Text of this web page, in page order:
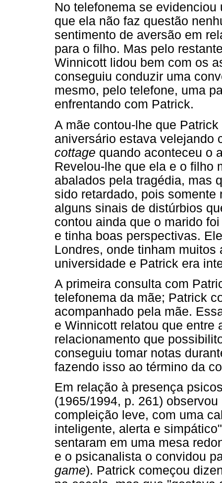
No telefonema se
que ela não faz questão
sentimento de aversão em
para o filho. Mas pelo
Winnicott lidou bem com os
conseguiu conduzir uma
mesmo, pelo telefone, uma
enfrentando com Patrick.
A mãe contou-lhe que
aniversário estava velejando
cottage quando aconteceu o
Revelou-lhe que ela e o filho
abalados pela tragédia, mas
sido retardado, pois
alguns sinais de distúrbios
contou ainda que o marido
e tinha boas perspectivas.
Londres, onde tinham
universidade e Patrick era
A primeira consulta com
telefonema da mãe; Patrick
acompanhado pela mãe.
e Winnicott relatou que entre
relacionamento que
conseguiu tomar notas
fazendo isso ao término da
Em relação à presença
(1965/1994, p. 261)
compleição leve, com uma
inteligente, alerta e
sentaram em uma mesa
e o psicanalista o convidou
game). Patrick começou